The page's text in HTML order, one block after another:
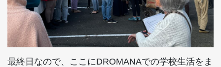
最終日なので、ここにDROMANAでの学校生活をま